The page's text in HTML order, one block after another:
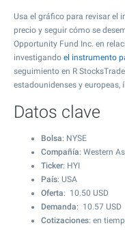
Usa el gráfico para revisar el
precio y seguir cómo se
Opportunity Fund Inc. en
investigando el instrumento
seguimiento en R
estadounidenses y europeas,
Datos clave
Bolsa: NYSE
Compañía: Western
Ticker: HYI
País: USA
Oferta: 10.50 USD
Demanda: 10.57 USD
Cotizaciones: en